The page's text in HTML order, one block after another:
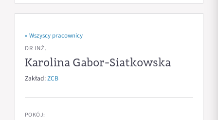
« Wszyscy pracownicy
DR INŻ.
Karolina Gabor-Siatkowska
Zakład:ZCB
POKÓJ: